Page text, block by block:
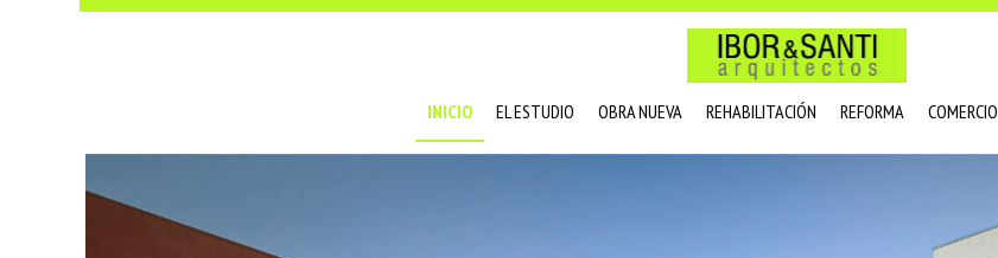
INICIO EL ESTUDIO OBRA NUEVA REHABILITACIÓN REFORMA COMERCIO